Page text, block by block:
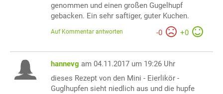
genommen und einen großen Gugelhupf
gebacken. Ein sehr saftiger, guter Kuchen.
-0 +0
Auf Kommentar antworten
hannevg am 04.11.2017 um 19:26 Uhr
dieses Rezept von den Mini - Eierlikör -
Guglhupfen sieht niedlich aus und die hupfe